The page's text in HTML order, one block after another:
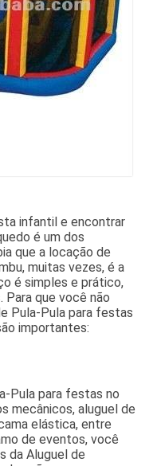
infantil e encontrar
é um dos
que a locação de
muitas vezes, é a
é simples e prático,
Para que você não
Pula-Pula para festas
importantes:
Pula para festas no
mecânicos, aluguel de
elástica, entre
de eventos, você
da Aluguel de